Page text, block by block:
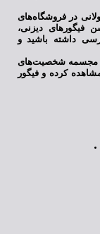
در فروشگاه‌های
فیگورهای دیزنی،
داشته باشید و
یا مجسمه شخصیت‌های
کرده و فیگور